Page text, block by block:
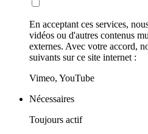
En acceptant ces services,
vidéos ou d'autres contenus
externes. Avec votre accord,
suivants sur ce site internet :
Vimeo, YouTube
Nécessaires
Toujours actif